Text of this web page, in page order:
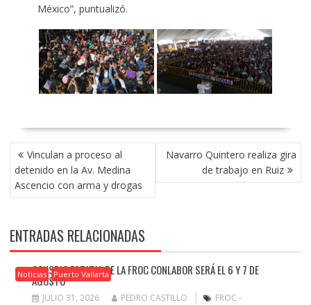
México”, puntualizó.
NAVEGACIÓN
DE
ENTRADAS
Vinculan a proceso al
detenido en la Av. Medina
Ascencio con arma y drogas
Navarro Quintero realiza gira
de trabajo en Ruiz
ENTRADAS RELACIONADAS
Noticias Puerto Vallarta
CONSEJO ESTATAL DE LA FROC CONLABOR SERÁ EL 6 Y 7 DE
AGOSTO
JULIO 31, 2026 PEDRO CASTILLO
FROC -